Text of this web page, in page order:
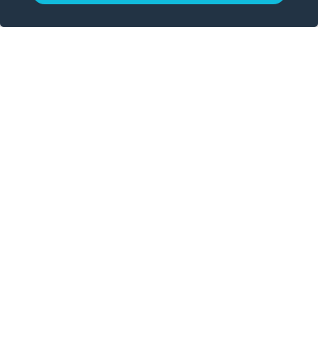
€ per 3 days BOOK NOW